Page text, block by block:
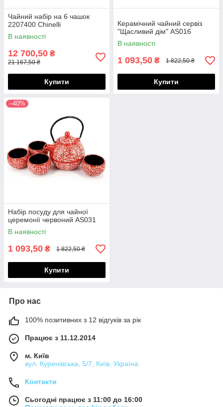
Чайний набір на 6 чашок
2207400 Chinelli
В наявності
12 700,50 ₴
21 167,50 ₴
Купити
Керамічний чайний сервіз
"Щасливий дім" AS016
В наявності
1 093,50 ₴ 1 822,50 ₴
Купити
–40%
Набір посуду для чайної
церемонії червоний AS031
В наявності
1 093,50 ₴ 1 822,50 ₴
Купити
Про нас
100% позитивних з 12 відгуків за рік
Працює з 11.12.2014
м. Київ
вул. Куренівська, 5/7, Київ, Україна
Контакти
Сьогодні працює з 11:00 до 16:00